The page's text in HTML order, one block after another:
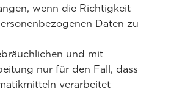
wenn die Richtigkeit
Daten zu
und mit
nur für den Fall, dass
verarbeitet